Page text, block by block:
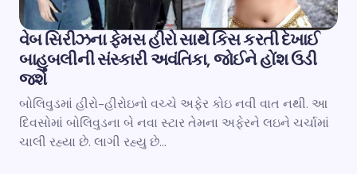
વેબ સિરીઝના ફેમસ હીરો સાથે કિસ કરતી દેખાઈ
બાહુબલીની સંસ્કારી અવંતિકા, જોઈને હોંશ ઉડી
જશે
બોલિવુડમાં હીરો-હીરોઇનો વચ્ચે અફેર કોઇ નવી વાત નથી. આ
દિવસોમાં બોલિવુડના બે નવા સ્ટાર તેમના અફેરને લઇને ચર્ચામાં
ચાલી રહ્યા છે. લાગી રહ્યુ છે…